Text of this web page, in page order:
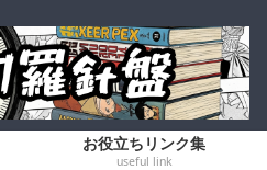
お役立ちリンク集
useful link